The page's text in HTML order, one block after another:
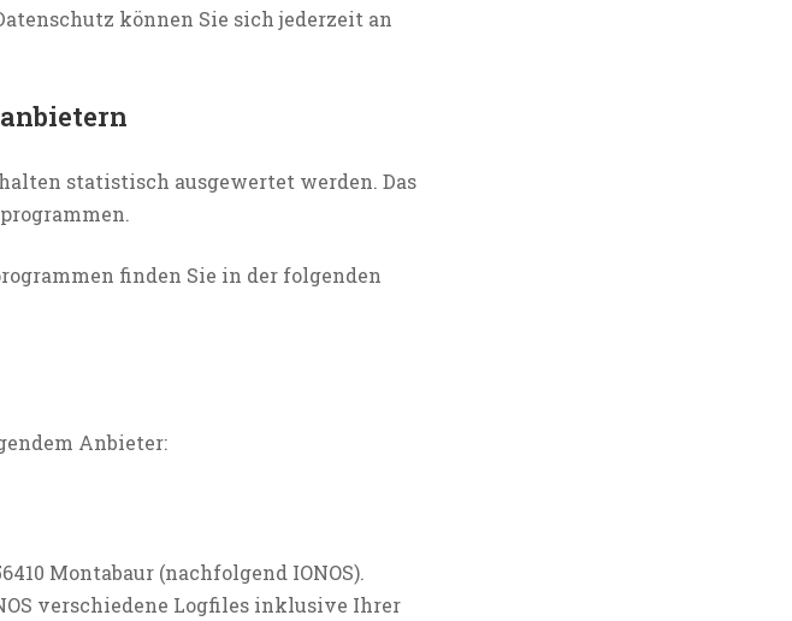
können Sie sich jederzeit an
statistisch ausgewertet werden. Das
finden Sie in der folgenden
Anbieter:
Montabaur (nachfolgend IONOS).
verschiedene Logfiles inklusive Ihrer